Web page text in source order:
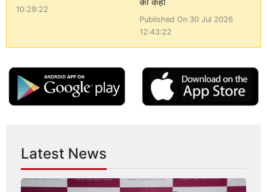
10:29:22
Published On 30 Jul 2026
12:43:22
Latest News